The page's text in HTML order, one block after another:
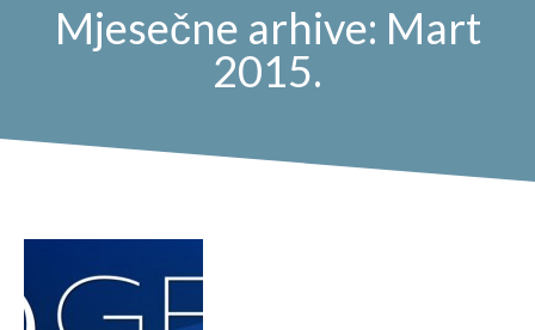
Mjesečne arhive: Mart
2015.